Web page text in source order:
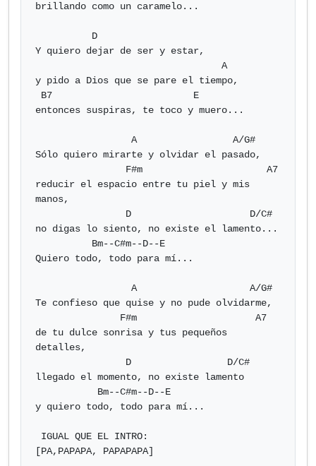
brillando como un caramelo...
Y quiero dejar de ser y estar,
y pido a Dios que se pare el tiempo,
entonces suspiras, te toco y muero...
Sólo quiero mirarte y olvidar el pasado,
reducir el espacio entre tu piel y mis
manos,
no digas lo siento, no existe el lamento...
Quiero todo, todo para mí...
Te confieso que quise y no pude olvidarme,
de tu dulce sonrisa y tus pequeños
detalles,
llegado el momento, no existe lamento
y quiero todo, todo para mí...
[PA,PAPAPA, PAPAPAPA]